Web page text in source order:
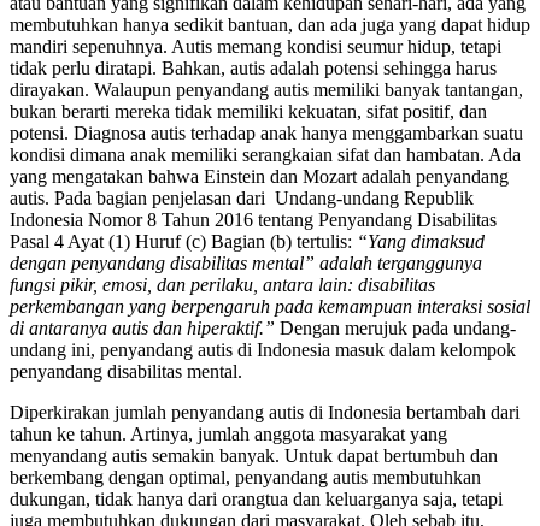
membutuhkan hanya sedikit bantuan, dan ada juga yang dapat hidup
mandiri sepenuhnya. Autis memang kondisi seumur hidup, tetapi
tidak perlu diratapi. Bahkan, autis adalah potensi sehingga harus
dirayakan. Walaupun penyandang autis memiliki banyak tantangan,
bukan berarti mereka tidak memiliki kekuatan, sifat positif, dan
potensi. Diagnosa autis terhadap anak hanya menggambarkan suatu
kondisi dimana anak memiliki serangkaian sifat dan hambatan. Ada
yang mengatakan bahwa Einstein dan Mozart adalah penyandang
autis. Pada bagian penjelasan dari Undang-undang Republik
Indonesia Nomor 8 Tahun 2016 tentang Penyandang Disabilitas
Pasal 4 Ayat (1) Huruf (c) Bagian (b) tertulis: “Yang dimaksud
dengan penyandang disabilitas mental” adalah terganggunya
fungsi pikir, emosi, dan perilaku, antara lain: disabilitas
perkembangan yang berpengaruh pada kemampuan interaksi sosial
di antaranya autis dan hiperaktif.” Dengan merujuk pada undang-
undang ini, penyandang autis di Indonesia masuk dalam kelompok
penyandang disabilitas mental.
Diperkirakan jumlah penyandang autis di Indonesia bertambah dari
tahun ke tahun. Artinya, jumlah anggota masyarakat yang
menyandang autis semakin banyak. Untuk dapat bertumbuh dan
berkembang dengan optimal, penyandang autis membutuhkan
dukungan, tidak hanya dari orangtua dan keluarganya saja, tetapi
juga membutuhkan dukungan dari masyarakat. Oleh sebab itu,